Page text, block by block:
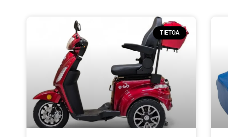
Yhteystiedot
Varaa huolto
TIETOA